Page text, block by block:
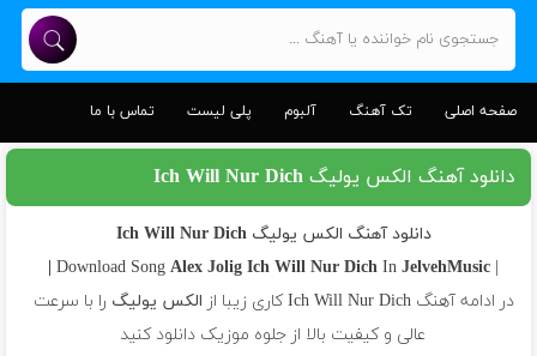
صفحه اصلی تک آهنگ آلبوم پلی لیست تماس با ما
دانلود آهنگ الکس یولیگ Ich Will Nur Dich
دانلود آهنگ الکس یولیگ Ich Will Nur Dich
| Download Song
Alex Jolig Ich Will Nur Dich InJelvehMusic |
در ادامه آهنگ Ich Will Nur Dich کاری زیبا از
الکس یولیگ را با سرعت
عالی و کیفیت بالا از جلوه موزیک دانلود کنید